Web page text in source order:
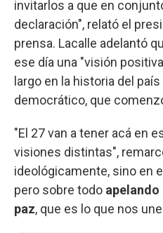
invitarlos a que en
declaración", relató el
prensa. Lacalle adelantó
ese día una "visión
largo en la historia del
democrático, que
"El 27 van a tener acá en
visiones distintas",
ideológicamente, sino en
pero sobre todo apelando
paz, que es lo que nos